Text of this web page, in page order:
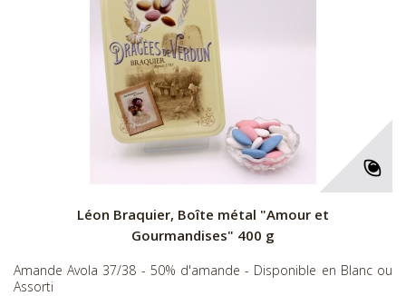
Léon Braquier, Boîte métal "Amour et
Gourmandises" 400 g
Amande Avola 37/38 - 50% d'amande - Disponible en Blanc ou
Assorti